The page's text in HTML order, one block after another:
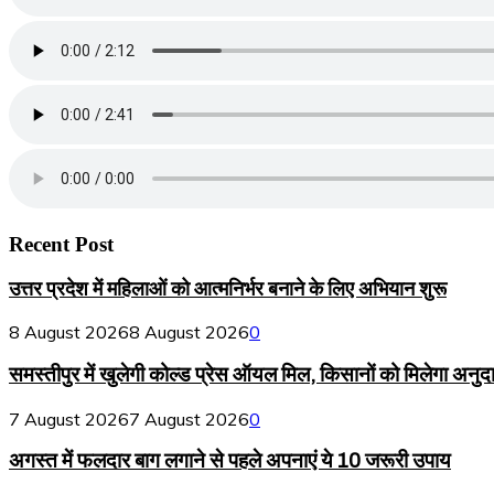
Recent Post
उत्तर प्रदेश में महिलाओं को आत्मनिर्भर बनाने के लिए अभियान शुरू
8 August 20268 August 20260
समस्तीपुर में खुलेगी कोल्ड प्रेस ऑयल मिल, किसानों को मिलेगा
7 August 20267 August 20260
अगस्त में फलदार बाग लगाने से पहले अपनाएं ये 10 जरूरी उपाय